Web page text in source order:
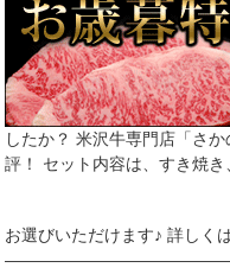
したか？ 米沢牛専門店「さ
評！ セット内容は、すき焼
お選びいただけます♪ 詳しく